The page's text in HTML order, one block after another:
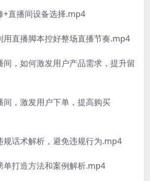
+直播间设备选择.mp4
用直播脚本控好整场直播节奏.mp4
，如何激发用户产品需求，提升留
间，激发用户下单，提高购买
规话术解析，避免违规行为.mp4
单打造方法和案例解析.mp4